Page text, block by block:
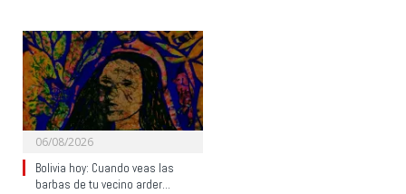
06/08/2026
Bolivia hoy: Cuando veas las
barbas de tu vecino arder…